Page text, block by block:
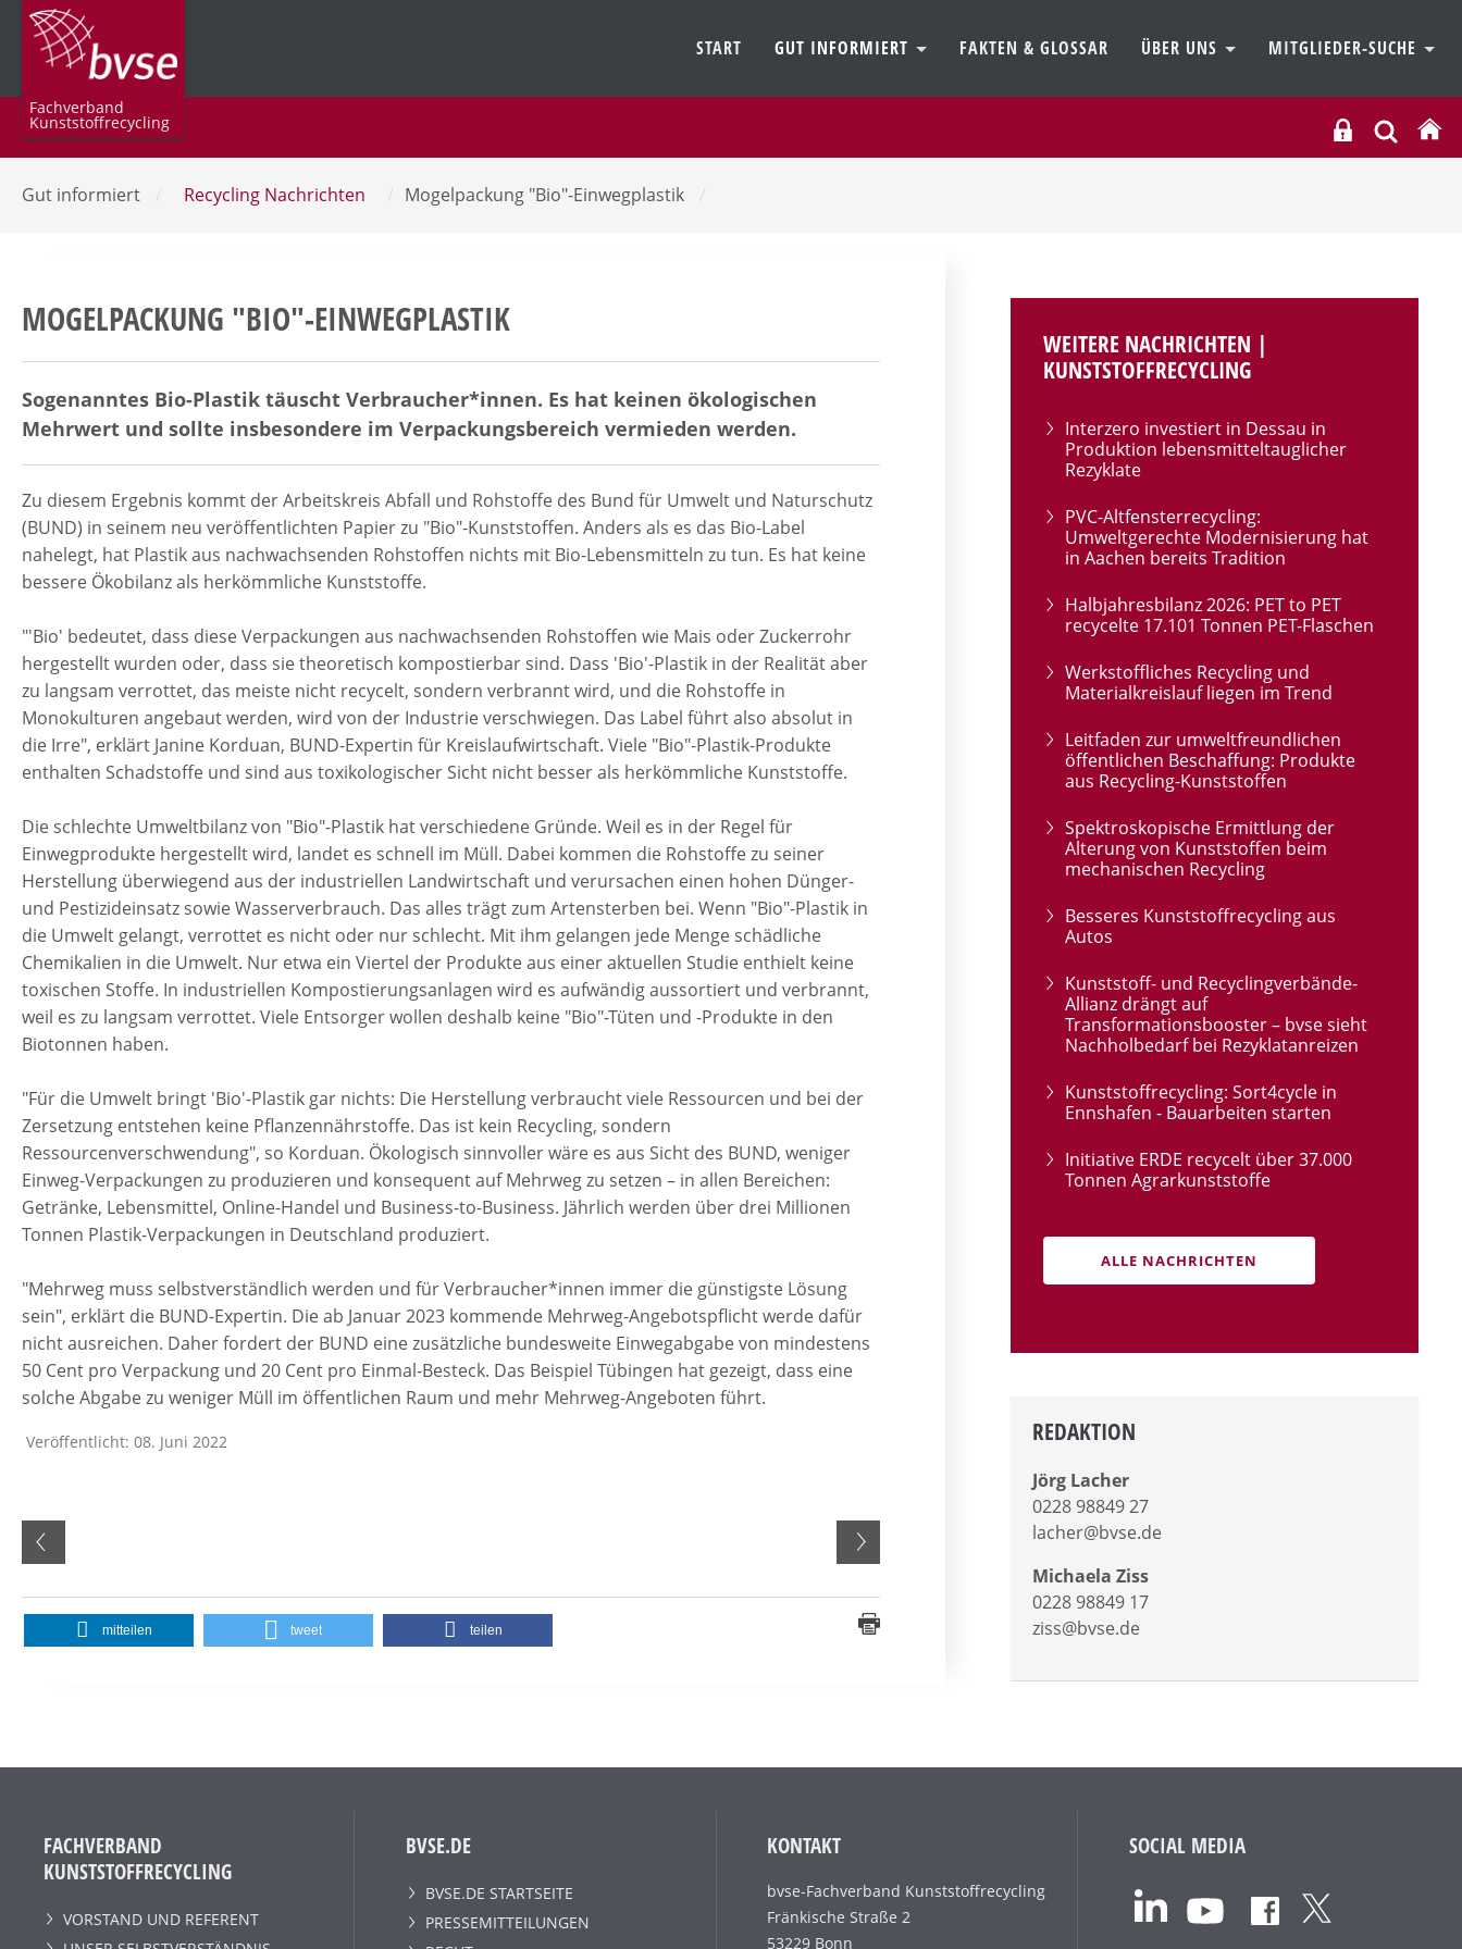
Fachverband
Kunststoffrecycling
START GUT INFORMIERT FAKTEN & GLOSSAR ÜBER UNS MITGLIEDER-SUCHE
Gut informiert / Recycling Nachrichten / Mogelpackung "Bio"-Einwegplastik /
MOGELPACKUNG "BIO"-EINWEGPLASTIK
Sogenanntes Bio-Plastik täuscht Verbraucher*innen. Es hat keinen ökologischen
Mehrwert und sollte insbesondere im Verpackungsbereich vermieden werden.
Zu diesem Ergebnis kommt der Arbeitskreis Abfall und Rohstoffe des Bund für Umwelt und Naturschutz
(BUND) in seinem neu veröffentlichten Papier zu "Bio"-Kunststoffen. Anders als es das Bio-Label
nahelegt, hat Plastik aus nachwachsenden Rohstoffen nichts mit Bio-Lebensmitteln zu tun. Es hat keine
bessere Ökobilanz als herkömmliche Kunststoffe.
"'Bio' bedeutet, dass diese Verpackungen aus nachwachsenden Rohstoffen wie Mais oder Zuckerrohr
hergestellt wurden oder, dass sie theoretisch kompostierbar sind. Dass 'Bio'-Plastik in der Realität aber
zu langsam verrottet, das meiste nicht recycelt, sondern verbrannt wird, und die Rohstoffe in
Monokulturen angebaut werden, wird von der Industrie verschwiegen. Das Label führt also absolut in
die Irre", erklärt Janine Korduan, BUND-Expertin für Kreislaufwirtschaft. Viele "Bio"-Plastik-Produkte
enthalten Schadstoffe und sind aus toxikologischer Sicht nicht besser als herkömmliche Kunststoffe.
Die schlechte Umweltbilanz von "Bio"-Plastik hat verschiedene Gründe. Weil es in der Regel für
Einwegprodukte hergestellt wird, landet es schnell im Müll. Dabei kommen die Rohstoffe zu seiner
Herstellung überwiegend aus der industriellen Landwirtschaft und verursachen einen hohen Dünger-
und Pestizideinsatz sowie Wasserverbrauch. Das alles trägt zum Artensterben bei. Wenn "Bio"-Plastik in
die Umwelt gelangt, verrottet es nicht oder nur schlecht. Mit ihm gelangen jede Menge schädliche
Chemikalien in die Umwelt. Nur etwa ein Viertel der Produkte aus einer aktuellen Studie enthielt keine
toxischen Stoffe. In industriellen Kompostierungsanlagen wird es aufwändig aussortiert und verbrannt,
weil es zu langsam verrottet. Viele Entsorger wollen deshalb keine "Bio"-Tüten und -Produkte in den
Biotonnen haben.
"Für die Umwelt bringt 'Bio'-Plastik gar nichts: Die Herstellung verbraucht viele Ressourcen und bei der
Zersetzung entstehen keine Pflanzennährstoffe. Das ist kein Recycling, sondern
Ressourcenverschwendung", so Korduan. Ökologisch sinnvoller wäre es aus Sicht des BUND, weniger
Einweg-Verpackungen zu produzieren und konsequent auf Mehrweg zu setzen – in allen Bereichen:
Getränke, Lebensmittel, Online-Handel und Business-to-Business. Jährlich werden über drei Millionen
Tonnen Plastik-Verpackungen in Deutschland produziert.
"Mehrweg muss selbstverständlich werden und für Verbraucher*innen immer die günstigste Lösung
sein", erklärt die BUND-Expertin. Die ab Januar 2023 kommende Mehrweg-Angebotspflicht werde dafür
nicht ausreichen. Daher fordert der BUND eine zusätzliche bundesweite Einwegabgabe von mindestens
50 Cent pro Verpackung und 20 Cent pro Einmal-Besteck. Das Beispiel Tübingen hat gezeigt, dass eine
solche Abgabe zu weniger Müll im öffentlichen Raum und mehr Mehrweg-Angeboten führt.
Veröffentlicht: 08. Juni 2022
mitteilen tweet teilen
WEITERE NACHRICHTEN |
KUNSTSTOFFRECYCLING
Interzero investiert in Dessau in
Produktion lebensmitteltauglicher
Rezyklate
PVC-Altfensterrecycling:
Umweltgerechte Modernisierung hat
in Aachen bereits Tradition
Halbjahresbilanz 2026: PET to PET
recycelte 17.101 Tonnen PET-Flaschen
Werkstoffliches Recycling und
Materialkreislauf liegen im Trend
Leitfaden zur umweltfreundlichen
öffentlichen Beschaffung: Produkte
aus Recycling-Kunststoffen
Spektroskopische Ermittlung der
Alterung von Kunststoffen beim
mechanischen Recycling
Besseres Kunststoffrecycling aus
Autos
Kunststoff- und Recyclingverbände-
Allianz drängt auf
Transformationsbooster – bvse sieht
Nachholbedarf bei Rezyklatanreizen
Kunststoffrecycling: Sort4cycle in
Ennshafen - Bauarbeiten starten
Initiative ERDE recycelt über 37.000
Tonnen Agrarkunststoffe
ALLE NACHRICHTEN
REDAKTION
Jörg Lacher
0228 98849 27
lacher@bvse.de
Michaela Ziss
0228 98849 17
ziss@bvse.de
FACHVERBAND
KUNSTSTOFFRECYCLING
VORSTAND UND REFERENT
BVSE.DE
BVSE.DE STARTSEITE
PRESSEMITTEILUNGEN
KONTAKT
bvse-Fachverband Kunststoffrecycling
Fränkische Straße 2
53229 Bonn
SOCIAL MEDIA